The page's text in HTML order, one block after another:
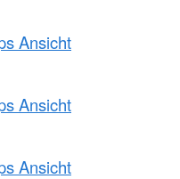
Ansicht
Ansicht
Ansicht